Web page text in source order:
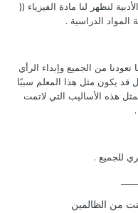
لتظهر لنا مادة الفيزياء ((
الدراسية .
من الجميع وإبداء الرأي
يكون مثل هذا المعلم سببًا
هذه الأساليب التي لاتمت
للجميع .
من الظالمين